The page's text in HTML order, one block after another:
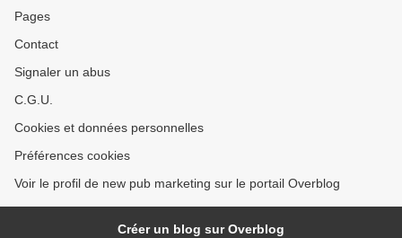
Pages
Contact
Signaler un abus
C.G.U.
Cookies et données personnelles
Préférences cookies
Voir le profil de new pub marketing sur le portail Overblog
Créer un blog sur Overblog